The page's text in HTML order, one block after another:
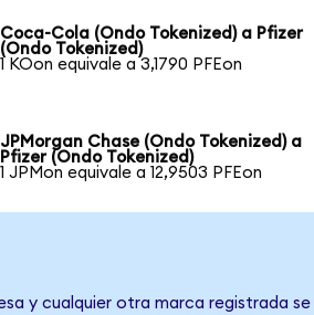
Coca-Cola (Ondo Tokenized) a Pfizer
(Ondo Tokenized)
1 KOon equivale a 3,1790 PFEon
JPMorgan Chase (Ondo Tokenized) a
Pfizer (Ondo Tokenized)
1 JPMon equivale a 12,9503 PFEon
y cualquier otra marca registrada se